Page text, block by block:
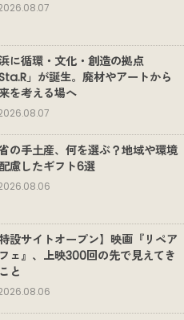
に循環・文化・創造の拠点
Sta.R」が誕生。廃材やアートから
を考える場へ
の手土産、何を選ぶ？地域や環境
慮したギフト6選
特設サイトオープン】映画『リペア
ェ』、上映300回の先で見えてき
と